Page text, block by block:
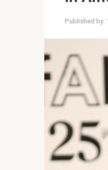
Published by: